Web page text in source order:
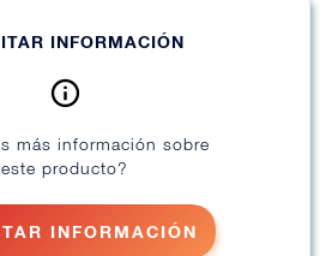
INFORMACIÓN
más información sobre
este producto?
INFORMACIÓN